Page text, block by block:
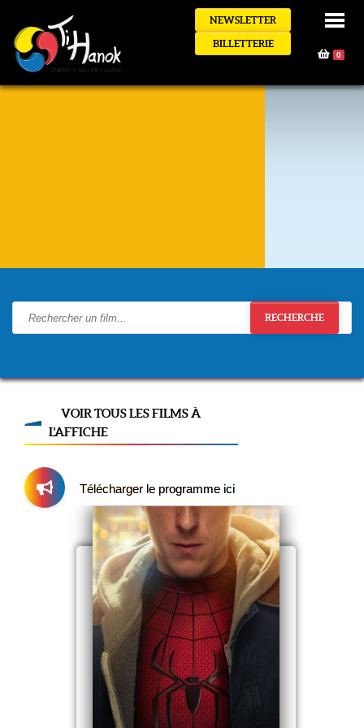
NEWSLETTER
BILLETTERIE
0
RECHERCHE
VOIR TOUS LES FILMS À
L'AFFICHE
Télécharger le programme ici